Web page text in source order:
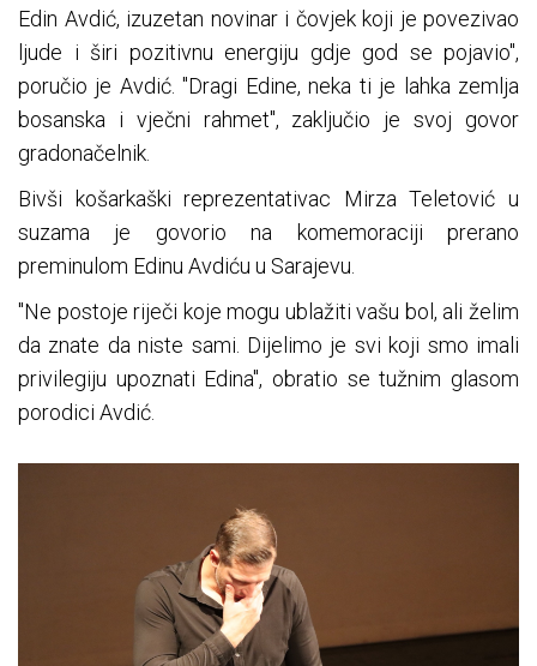
Edin Avdić, izuzetan novinar i čovjek koji je povezivao
ljude i širi pozitivnu energiju gdje god se pojavio",
poručio je Avdić. "Dragi Edine, neka ti je lahka zemlja
bosanska i vječni rahmet", zaključio je svoj govor
gradonačelnik.
Bivši košarkaški reprezentativac Mirza Teletović u
suzama je govorio na komemoraciji prerano
preminulom Edinu Avdiću u Sarajevu.
"Ne postoje riječi koje mogu ublažiti vašu bol, ali želim
da znate da niste sami. Dijelimo je svi koji smo imali
privilegiju upoznati Edina", obratio se tužnim glasom
porodici Avdić.